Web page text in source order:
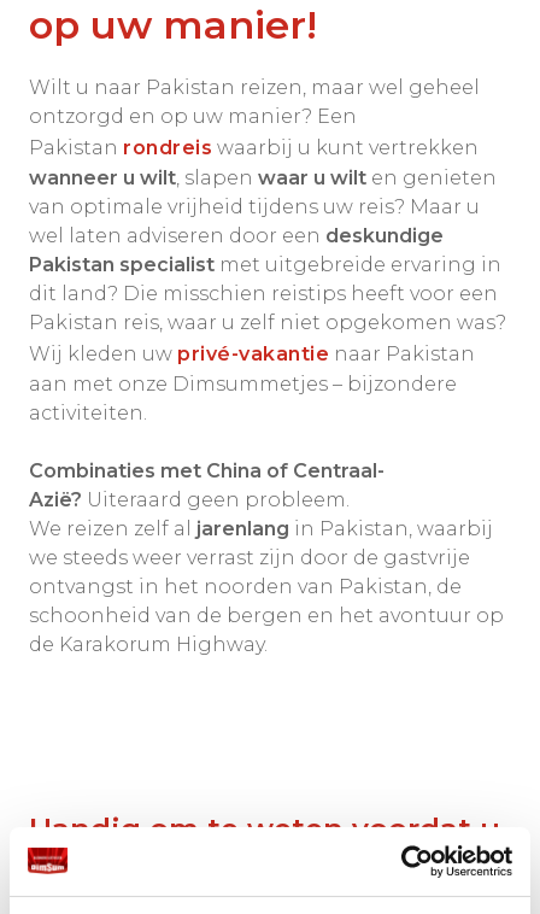
op uw manier!
Wilt u naar Pakistan reizen, maar wel geheel
ontzorgd en op uw manier? Een
Pakistan rondreis waarbij u kunt vertrekken
wanneer u wilt, slapen waar u wilt en genieten
van optimale vrijheid tijdens uw reis? Maar u
wel laten adviseren door een deskundige
Pakistan specialist met uitgebreide ervaring in
dit land? Die misschien reistips heeft voor een
Pakistan reis, waar u zelf niet opgekomen was?
Wij kleden uw privé-vakantie naar Pakistan
aan met onze Dimsummetjes – bijzondere
activiteiten.
Combinaties met China of Centraal-
Azië? Uiteraard geen probleem.
We reizen zelf al jarenlang in Pakistan, waarbij
we steeds weer verrast zijn door de gastvrije
ontvangst in het noorden van Pakistan, de
schoonheid van de bergen en het avontuur op
de Karakorum Highway.
Handig om te weten voordat u
naar Pakistan reist